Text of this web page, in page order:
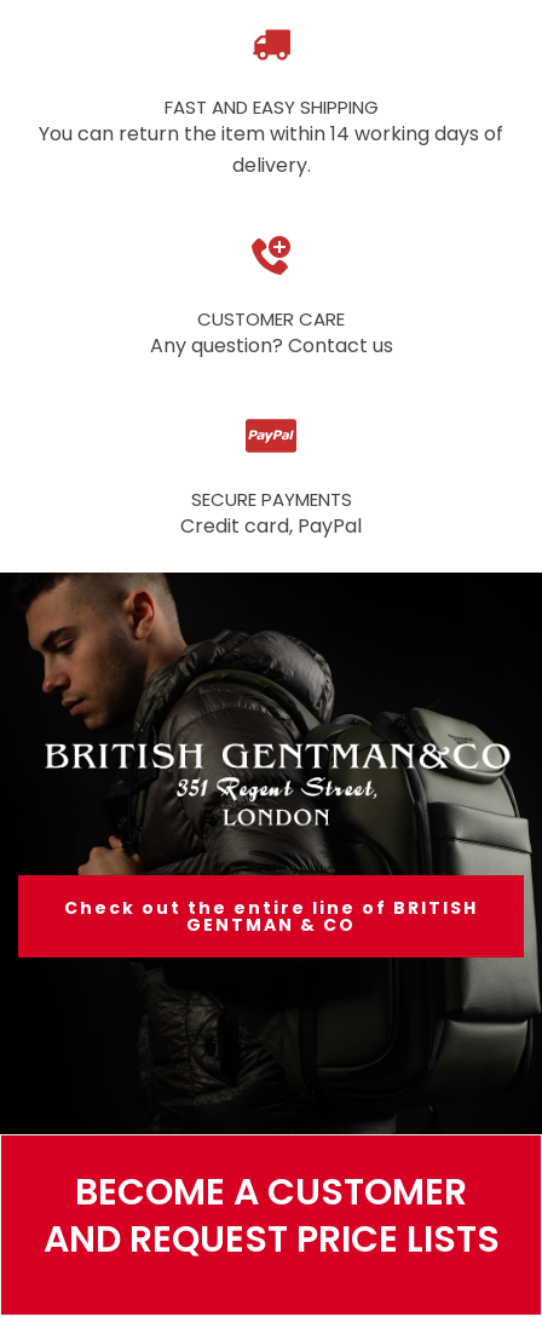
FAST AND EASY SHIPPING
You can return the item within 14 working days of
delivery.
CUSTOMER CARE
Any question? Contact us
SECURE PAYMENTS
Credit card, PayPal
Check out the entire line of BRITISH
GENTMAN & CO
BECOME A CUSTOMER
AND REQUEST PRICE LISTS